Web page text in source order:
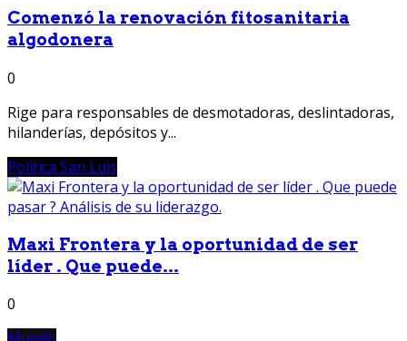
Comenzó la renovación fitosanitaria
algodonera
0
Rige para responsables de desmotadoras, deslintadoras,
hilanderías, depósitos y...
Política San Luis
Maxi Frontera y la oportunidad de ser
líder . Que puede...
0